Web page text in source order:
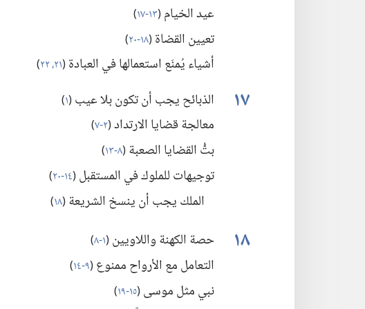
عيد الخيام(‏١٣-‏١٧ )‏
تعيين القضاة(‏١٨-‏٢٠ )‏
أشياء يُمنَع استعمالها في العبادة(‏٢١،‏ ٢٢ )‏
١٧ الذبائح يجب أن تكون بلا عيب(‏١)‏
معالجة قضايا الارتداد(‏٢-‏٧ )‏
بتُّ القضايا الصعبة(‏٨-‏١٣ )‏
توجيهات للملوك في المستقبل(‏١٤-‏٢٠ )‏
الملك يجب أن ينسخ الشريعة(‏١٨)‏
١٨ حصة الكهنة واللاويين(‏١-‏٨ )‏
التعامل مع الأرواح ممنوع(‏٩-‏١٤ )‏
نبي مثل موسى(‏١٥-‏١٩ )‏